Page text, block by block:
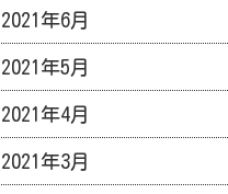
2021年6月
2021年5月
2021年4月
2021年3月